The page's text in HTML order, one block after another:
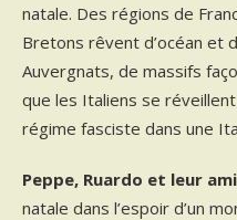
natale. Des régions de
Bretons rêvent d’océan et
Auvergnats, de massifs
que les Italiens se
régime fasciste dans une
Peppe, Ruardo et leur
natale dans l’espoir d’un